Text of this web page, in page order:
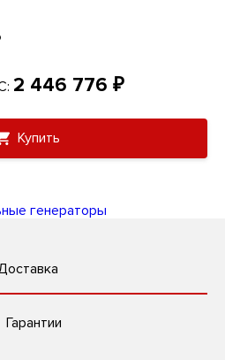
2 446 776 ₽
Купить
генераторы
Гарантии